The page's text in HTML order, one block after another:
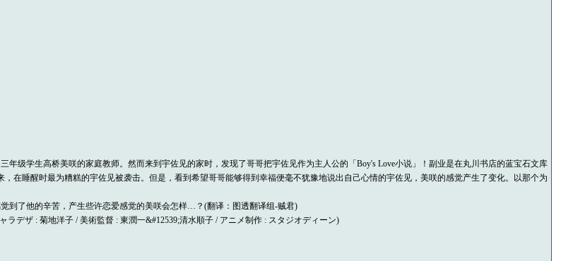
年级学生高桥美咲的家庭教师。然而来到宇佐见的家时，发现了哥哥把宇佐见作为主人公的「Boy's Love小说」！副业是在丸川书店的蓝宝石文库
，在睡醒时最为糟糕的宇佐见被袭击。但是，看到希望哥哥能够得到幸福便毫不犹豫地说出自己心情的宇佐见，美咲的感觉产生了变化。以那个为
到了他的辛苦，产生些许恋爱感觉的美咲会怎样…？(翻译：图透翻译组-贼君)
ラデザ : 菊地洋子 / 美術監督 : 東潤一&#12539;清水順子 / アニメ制作 : スタジオディーン)